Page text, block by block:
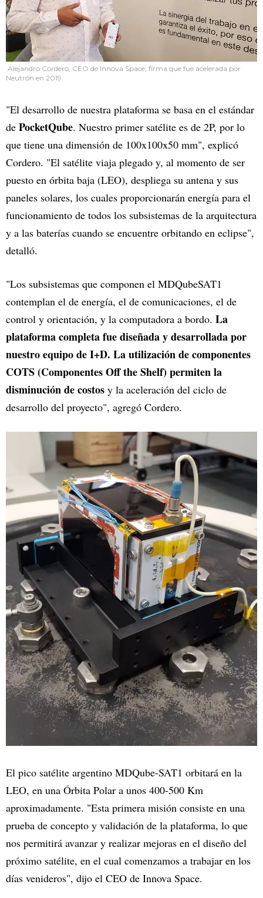
Alejandro Cordero, CEO de Innova Space, firma que fue acelerada por
Neutrón en 2019.
"El desarrollo de nuestra plataforma se basa en el estándar
de PocketQube. Nuestro primer satélite es de 2P, por lo
que tiene una dimensión de 100x100x50 mm", explicó
Cordero. "El satélite viaja plegado y, al momento de ser
puesto en órbita baja (LEO), despliega su antena y sus
paneles solares, los cuales proporcionarán energía para el
funcionamiento de todos los subsistemas de la arquitectura
y a las baterías cuando se encuentre orbitando en eclipse",
detalló.
"Los subsistemas que componen el MDQubeSAT1
contemplan el de energía, el de comunicaciones, el de
control y orientación, y la computadora a bordo. La
plataforma completa fue diseñada y desarrollada por
nuestro equipo de I+D. La utilización de componentes
COTS (Componentes Off the Shelf) permiten la
disminución de costos y la aceleración del ciclo de
desarrollo del proyecto", agregó Cordero.
El pico satélite argentino MDQube-SAT1 orbitará en la
LEO, en una Órbita Polar a unos 400-500 Km
aproximadamente. "Esta primera misión consiste en una
prueba de concepto y validación de la plataforma, lo que
nos permitirá avanzar y realizar mejoras en el diseño del
próximo satélite, en el cual comenzamos a trabajar en los
días venideros", dijo el CEO de Innova Space.